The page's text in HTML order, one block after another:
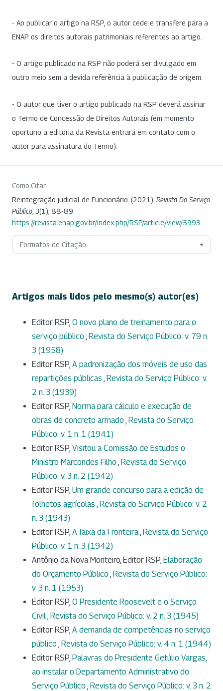
- Ao publicar o artigo na RSP, o autor cede e transfere para a
ENAP os direitos autorais patrimoniais referentes ao artigo.
- O artigo publicado na RSP não poderá ser divulgado em
outro meio sem a devida referência à publicação de origem.
- O autor que tiver o artigo publicado na RSP deverá assinar
o Termo de Concessão de Direitos Autorais (em momento
oportuno a editoria da Revista entrará em contato com o
autor para assinatura do Termo).
Como Citar
Reintegração judicial de Funcionário. (2021). Revista Do Serviço
Público 3(1), 88-89.
https://revista.enap.gov.br/index.php/RSP/article/view/5993
Formatos de Citação
Artigos mais lidos pelo mesmo(s) autor(es)
Editor RSP, O novo plano de treinamento para o
serviço público Revista do Serviço Público: v. 79 n.
3 (1958)
Editor RSP, A padronização dos móveis de uso das
repartições públicas Revista do Serviço Público: v.
2 n. 3 (1939)
Editor RSP, Norma para cálculo e execução de
obras de concreto armado Revista do Serviço
Público: v. 1 n. 1 (1941)
Editor RSP, Visitou a Comissão de Estudos o
Ministro Marcondes Filho Revista do Serviço
Público: v. 3 n. 2 (1942)
Editor RSP, Um grande concurso para a edição de
folhetos agrícolas Revista do Serviço Público: v. 2
n. 3 (1943)
Editor RSP, A faixa da Fronteira Revista do Serviço
Público: v. 1 n. 3 (1942)
Antônio da Nova Monteiro, Editor RSP, Elaboração
do Orçamento Público Revista do Serviço Público:
v. 3 n. 1 (1953)
Editor RSP, O Presidente Roosevelt e o Serviço
Civil Revista do Serviço Público: v. 2 n. 3 (1945)
Editor RSP, A demanda de competências no serviço
público Revista do Serviço Público: v. 4 n. 1 (1944)
Editor RSP, Palavras do Presidente Getúlio Vargas,
ao instalar o Departamento Administrativo do
Serviço Público Revista do Serviço Público: v. 3 n. 2